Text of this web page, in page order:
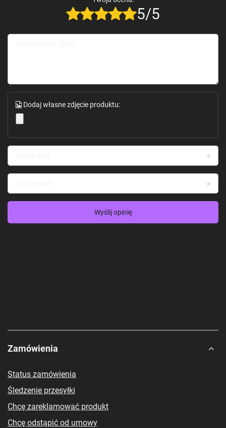
5/5
Dodaj własne zdjęcie produktu:
Wyślij opinię
Zamówienia
Status zamówienia
Śledzenie przesyłki
Chcę zareklamować produkt
Chcę odstąpić od umowy